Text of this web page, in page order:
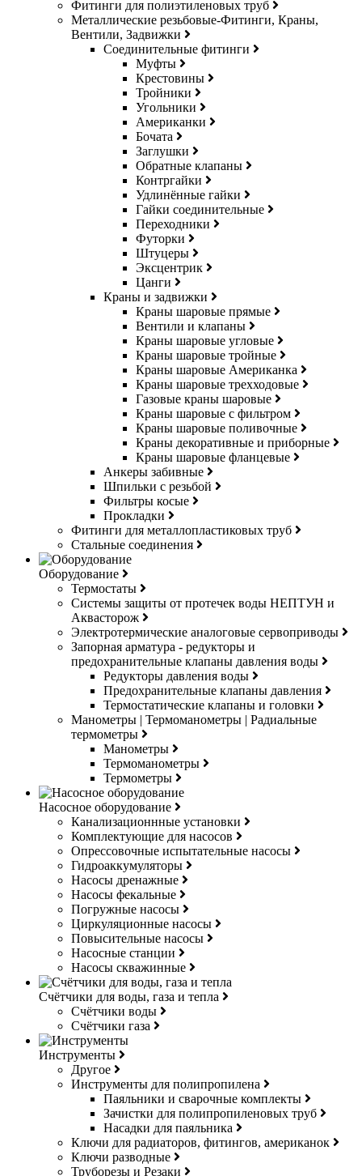
Фитинги для полиэтиленовых труб
Металлические резьбовые-Фитинги, Краны,
Вентили, Задвижки
Соединительные фитинги
Муфты
Крестовины
Тройники
Угольники
Американки
Бочата
Заглушки
Обратные клапаны
Контргайки
Удлинённые гайки
Гайки соединительные
Переходники
Футорки
Штуцеры
Эксцентрик
Цанги
Краны и задвижки
Краны шаровые прямые
Вентили и клапаны
Краны шаровые угловые
Краны шаровые тройные
Краны шаровые Американка
Краны шаровые трехходовые
Газовые краны шаровые
Краны шаровые с фильтром
Краны шаровые поливочные
Краны декоративные и приборные
Краны шаровые фланцевые
Анкеры забивные
Шпильки с резьбой
Фильтры косые
Прокладки
Фитинги для металлопластиковых труб
Стальные соединения
Оборудование
Термостаты
Системы защиты от протечек воды НЕПТУН и
Аквасторож
Электротермические аналоговые сервоприводы
Запорная арматура - редукторы и
предохранительные клапаны давления воды
Редукторы давления воды
Предохранительные клапаны давления
Термостатические клапаны и головки
Манометры | Термоманометры | Радиальные
термометры
Манометры
Термоманометры
Термометры
Насосное оборудование
Канализационнные установки
Комплектующие для насосов
Опрессовочные испытательные насосы
Гидроаккумуляторы
Насосы дренажные
Насосы фекальные
Погружные насосы
Циркуляционные насосы
Повысительные насосы
Насосные станции
Насосы скважинные
Счётчики для воды, газа и тепла
Счётчики воды
Счётчики газа
Инструменты
Другое
Инструменты для полипропилена
Паяльники и сварочные комплекты
Зачистки для полипропиленовых труб
Насадки для паяльника
Ключи для радиаторов, фитингов, американок
Ключи разводные
Труборезы и Резаки